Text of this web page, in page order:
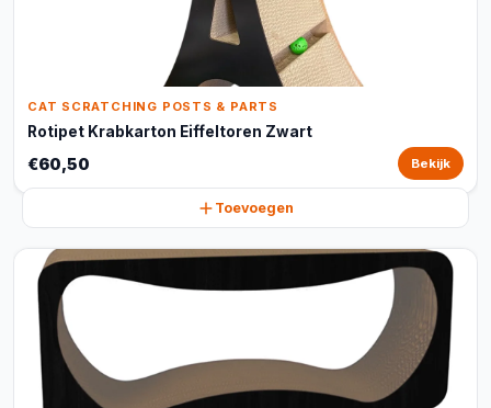
CAT SCRATCHING POSTS & PARTS
Rotipet Krabkarton Eiffeltoren Zwart
€60,50 Bekijk
Toevoegen